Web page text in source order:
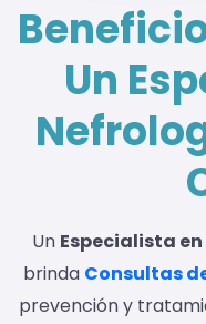
Un
Un Especialista
brinda Consultas
prevención y